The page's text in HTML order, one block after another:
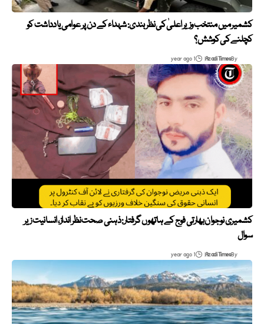
کشمیر میں منتخب وزیر اعلیٰ کی نظر بندی: شہداء کے دن پر عوامی یادداشت کو
کچلنے کی کوشش؟
By
Azadi Times
1 year ago
کشمیری نوجوان بھارتی فوج کے ہاتھوں گرفتار: ذہنی صحت نظر انداز، انسانیت زیر
سوال
By
Azadi Times
1 year ago